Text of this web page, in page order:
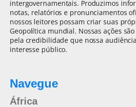
intergovernamentais. Produzimos
notas, relatórios e pronunciamentos
nossos leitores possam criar suas
Geopolítica mundial. Nossas ações
pela credibilidade que nossa
interesse público.
Navegue
África